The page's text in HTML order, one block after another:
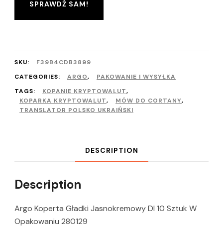
SPRAWDŹ SAM!
SKU:
F39B4CDB3899
CATEGORIES:
ARGO,
PAKOWANIE I WYSYŁKA
TAGS:
KOPANIE KRYPTOWALUT,
KOPARKA KRYPTOWALUT, MÓW DO CORTANY,
TRANSLATOR POLSKO UKRAIŃSKI
DESCRIPTION
Description
Argo Koperta Gładki Jasnokremowy Dl 10 Sztuk W
Opakowaniu 280129